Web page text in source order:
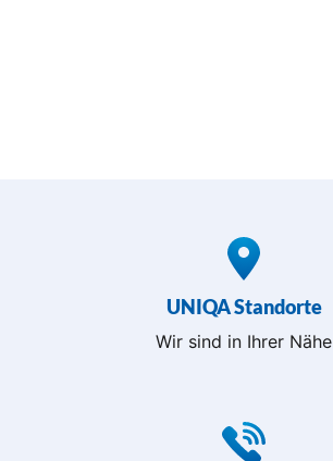
UNIQA Standorte
Wir sind in Ihrer Nähe